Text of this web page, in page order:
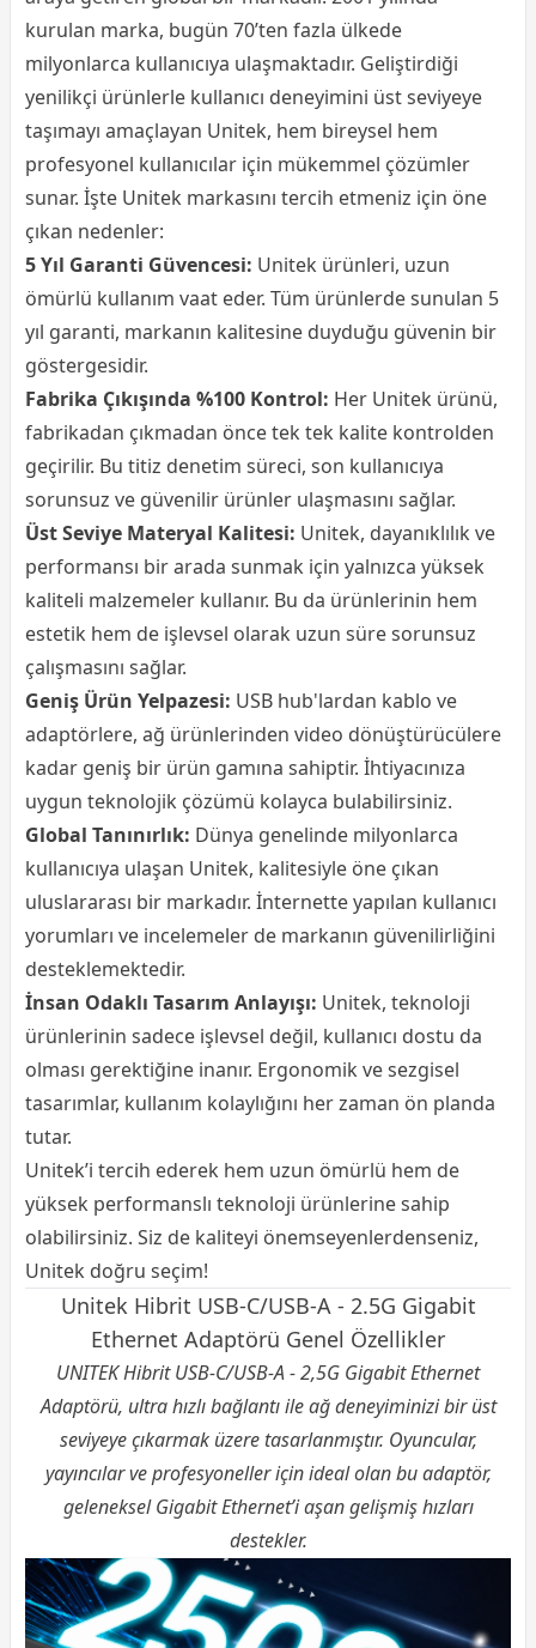
kurulan marka, bugün 70’ten fazla ülkede
milyonlarca kullanıcıya ulaşmaktadır. Geliştirdiği
yenilikçi ürünlerle kullanıcı deneyimini üst seviyeye
taşımayı amaçlayan Unitek, hem bireysel hem
profesyonel kullanıcılar için mükemmel çözümler
sunar. İşte Unitek markasını tercih etmeniz için öne
çıkan nedenler:
5 Yıl Garanti Güvencesi: Unitek ürünleri, uzun
ömürlü kullanım vaat eder. Tüm ürünlerde sunulan 5
yıl garanti, markanın kalitesine duyduğu güvenin bir
göstergesidir.
Fabrika Çıkışında %100 Kontrol: Her Unitek ürünü,
fabrikadan çıkmadan önce tek tek kalite kontrolden
geçirilir. Bu titiz denetim süreci, son kullanıcıya
sorunsuz ve güvenilir ürünler ulaşmasını sağlar.
Üst Seviye Materyal Kalitesi: Unitek, dayanıklılık ve
performansı bir arada sunmak için yalnızca yüksek
kaliteli malzemeler kullanır. Bu da ürünlerinin hem
estetik hem de işlevsel olarak uzun süre sorunsuz
çalışmasını sağlar.
Geniş Ürün Yelpazesi: USB hub'lardan kablo ve
adaptörlere, ağ ürünlerinden video dönüştürücülere
kadar geniş bir ürün gamına sahiptir. İhtiyacınıza
uygun teknolojik çözümü kolayca bulabilirsiniz.
Global Tanınırlık: Dünya genelinde milyonlarca
kullanıcıya ulaşan Unitek, kalitesiyle öne çıkan
uluslararası bir markadır. İnternette yapılan kullanıcı
yorumları ve incelemeler de markanın güvenilirliğini
desteklemektedir.
İnsan Odaklı Tasarım Anlayışı: Unitek, teknoloji
ürünlerinin sadece işlevsel değil, kullanıcı dostu da
olması gerektiğine inanır. Ergonomik ve sezgisel
tasarımlar, kullanım kolaylığını her zaman ön planda
tutar.
Unitek’i tercih ederek hem uzun ömürlü hem de
yüksek performanslı teknoloji ürünlerine sahip
olabilirsiniz. Siz de kaliteyi önemseyenlerdenseniz,
Unitek doğru seçim!
Unitek Hibrit USB-C/USB-A - 2.5G Gigabit
Ethernet Adaptörü Genel Özellikler
UNITEK Hibrit USB-C/USB-A - 2,5G Gigabit Ethernet
Adaptörü, ultra hızlı bağlantı ile ağ deneyiminizi bir üst
seviyeye çıkarmak üzere tasarlanmıştır. Oyuncular,
yayıncılar ve profesyoneller için ideal olan bu adaptör,
geleneksel Gigabit Ethernet’i aşan gelişmiş hızları
destekler.